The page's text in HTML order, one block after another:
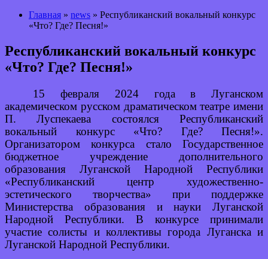
Главная » news » Республиканский вокальный конкурс
«Что? Где? Песня!»
Республиканский вокальный конкурс
«Что? Где? Песня!»
15 февраля 2024 года в Луганском
академическом русском драматическом театре имени
П. Луспекаева состоялся Республиканский
вокальный конкурс «Что? Где? Песня!».
Организатором конкурса стало Государственное
бюджетное учреждение дополнительного
образования Луганской Народной Республики
«Республиканский центр художественно-
эстетического творчества» при поддержке
Министерства образования и науки Луганской
Народной Республики. В конкурсе принимали
участие солисты и коллективы города Луганска и
Луганской Народной Республики.